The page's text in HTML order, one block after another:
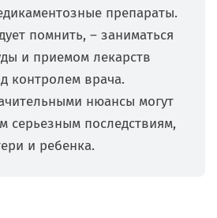
препараты.
помнить, – заниматься
и приемом лекарств
контролем врача.
нюансы могут
серьезным последствиям,
и ребенка.